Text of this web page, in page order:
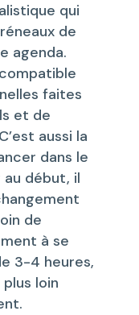
qui
de
agenda.
faites
et de
aussi la
dans le
début, il
de
à se
3-4 heures,
loin